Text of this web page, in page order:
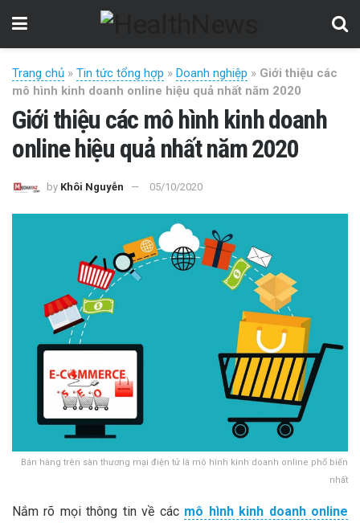
Trang chủ » Tin tức tổng hợp » Doanh nghiệp » Giới thiệu các
mô hình kinh doanh online hiệu quả nhất năm 2020
Giới thiệu các mô hình kinh doanh
online hiệu quả nhất năm 2020
by Khôi Nguyễn 05/10/2020
Bán hàng trên sàn thương mại điện tử là mô hình kinh doanh online phổ biến
nhất
Nắm rõ mọi thông tin về các mô hình kinh doanh online